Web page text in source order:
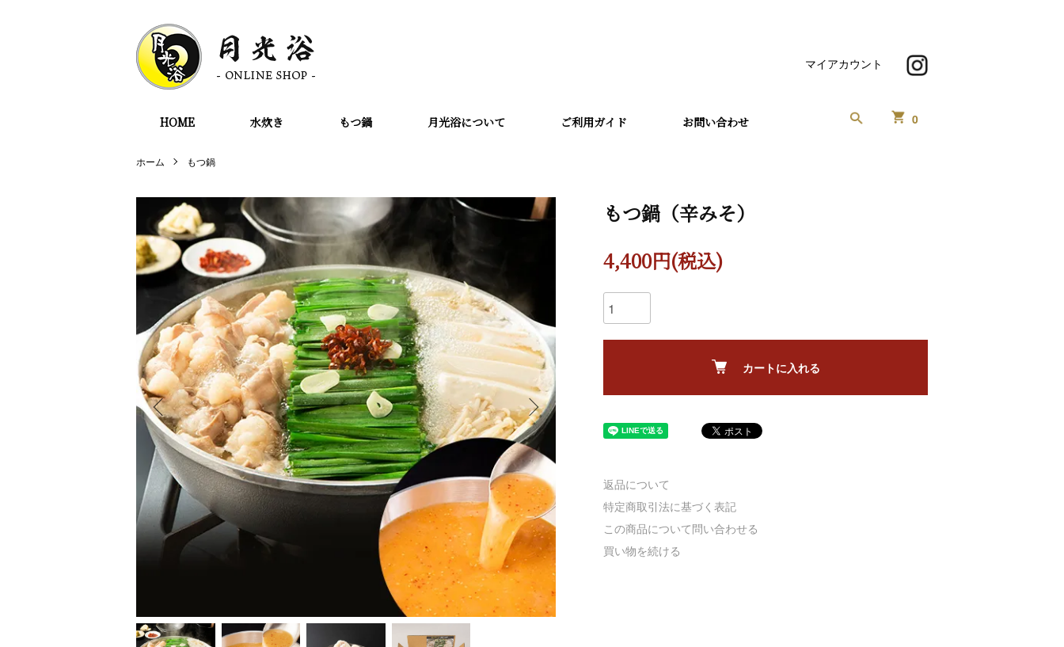
0
HOME 水炊き もつ鍋 月光浴について ご利用ガイド お問い合わせ
マイアカウント
ホーム もつ鍋
もつ鍋（辛みそ）
4,400円(税込)
カートに入れる
返品について
特定商取引法に基づく表記
この商品について問い合わせる
買い物を続ける